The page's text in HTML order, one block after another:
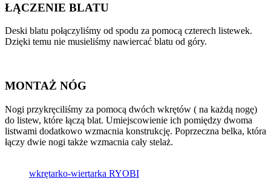
ŁĄCZENIE BLATU
Deski blatu połączyliśmy od spodu za pomocą czterech listewek.
Dzięki temu nie musieliśmy nawiercać blatu od góry.
MONTAŻ NÓG
Nogi przykręciliśmy za pomocą dwóch wkrętów ( na każdą nogę)
do listew, które łączą blat. Umiejscowienie ich pomiędzy dwoma
listwami dodatkowo wzmacnia konstrukcję. Poprzeczna belka, która
łączy dwie nogi także wzmacnia cały stelaż.
wkrętarko-wiertarka RYOBI